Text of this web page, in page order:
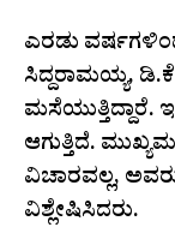
ಎರಡು ವರ್ಷಗಳಿಂದ
ಸಿದ್ದರಾಮಯ್ಯ,
ಮಸೆಯುತ್ತಿದ್ದಾರೆ.
ಆಗುತ್ತಿದೆ.
ವಿಚಾರವಲ್ಲ,
ವಿಶ್ಲೇಷಿಸಿದರು.